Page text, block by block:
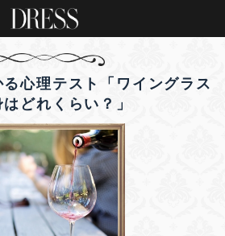
心理テスト「ワイングラス
どれくらい？」